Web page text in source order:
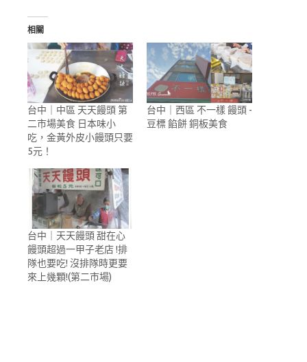
相關
台中｜中區 天天饅頭 第
二市場美食 日本味小
吃，金黃外皮小饅頭只要
5元！
台中｜西區 不一樣 饅頭 -
豆標 餡餅 銅板美食
台中｜天天饅頭 甜在心
饅頭超過一甲子老店 !排
隊也要吃! 沒排隊時更要
來上幾顆!(第二市場)